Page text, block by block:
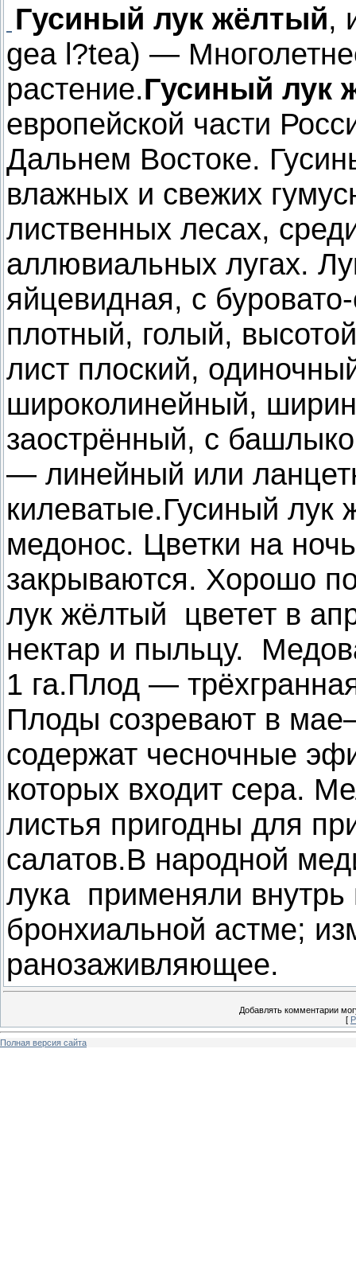
Гусиный лук жёлтый,
gea l?tea) —
растение.Гусиный лук
европейской части
Дальнем Востоке.
влажных и свежих
лиственных лесах,
аллювиальных лугах.
яйцевидная, с
плотный, голый,
лист плоский,
широколинейный,
заострённый, с
— линейный или
килеватые.Гусиный
медонос. Цветки на
закрываются. Хорошо
лук жёлтый цветет в
нектар и пыльцу.
1 га.Плод —
Плоды созревают в
содержат чесночные
которых входит сера.
листья пригодны для
салатов.В народной
лука применяли внутрь
бронхиальной астме;
ранозаживляющее.
Добавлять комментарии
[
Полная версия сайта